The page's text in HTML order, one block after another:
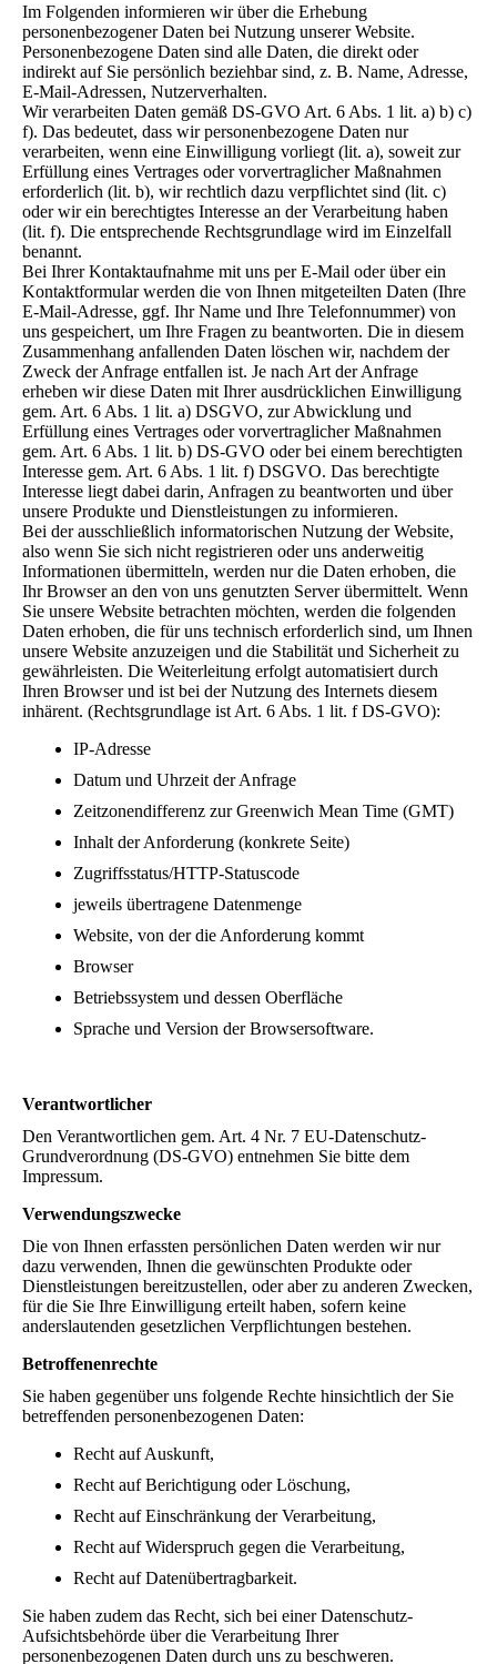
Im Folgenden informieren wir über die Erhebung
personenbezogener Daten bei Nutzung unserer Website.
Personenbezogene Daten sind alle Daten, die direkt oder
indirekt auf Sie persönlich beziehbar sind, z. B. Name, Adresse,
E-Mail-Adressen, Nutzerverhalten.
Wir verarbeiten Daten gemäß DS-GVO Art. 6 Abs. 1 lit. a) b) c)
f). Das bedeutet, dass wir personenbezogene Daten nur
verarbeiten, wenn eine Einwilligung vorliegt (lit. a), soweit zur
Erfüllung eines Vertrages oder vorvertraglicher Maßnahmen
erforderlich (lit. b), wir rechtlich dazu verpflichtet sind (lit. c)
oder wir ein berechtigtes Interesse an der Verarbeitung haben
(lit. f). Die entsprechende Rechtsgrundlage wird im Einzelfall
benannt.
Bei Ihrer Kontaktaufnahme mit uns per E-Mail oder über ein
Kontaktformular werden die von Ihnen mitgeteilten Daten (Ihre
E-Mail-Adresse, ggf. Ihr Name und Ihre Telefonnummer) von
uns gespeichert, um Ihre Fragen zu beantworten. Die in diesem
Zusammenhang anfallenden Daten löschen wir, nachdem der
Zweck der Anfrage entfallen ist. Je nach Art der Anfrage
erheben wir diese Daten mit Ihrer ausdrücklichen Einwilligung
gem. Art. 6 Abs. 1 lit. a) DSGVO, zur Abwicklung und
Erfüllung eines Vertrages oder vorvertraglicher Maßnahmen
gem. Art. 6 Abs. 1 lit. b) DS-GVO oder bei einem berechtigten
Interesse gem. Art. 6 Abs. 1 lit. f) DSGVO. Das berechtigte
Interesse liegt dabei darin, Anfragen zu beantworten und über
unsere Produkte und Dienstleistungen zu informieren.
Bei der ausschließlich informatorischen Nutzung der Website,
also wenn Sie sich nicht registrieren oder uns anderweitig
Informationen übermitteln, werden nur die Daten erhoben, die
Ihr Browser an den von uns genutzten Server übermittelt. Wenn
Sie unsere Website betrachten möchten, werden die folgenden
Daten erhoben, die für uns technisch erforderlich sind, um Ihnen
unsere Website anzuzeigen und die Stabilität und Sicherheit zu
gewährleisten. Die Weiterleitung erfolgt automatisiert durch
Ihren Browser und ist bei der Nutzung des Internets diesem
inhärent. (Rechtsgrundlage ist Art. 6 Abs. 1 lit. f DS-GVO):
IP-Adresse
Datum und Uhrzeit der Anfrage
Zeitzonendifferenz zur Greenwich Mean Time (GMT)
Inhalt der Anforderung (konkrete Seite)
Zugriffsstatus/HTTP-Statuscode
jeweils übertragene Datenmenge
Website, von der die Anforderung kommt
Browser
Betriebssystem und dessen Oberfläche
Sprache und Version der Browsersoftware.
Verantwortlicher
Den Verantwortlichen gem. Art. 4 Nr. 7 EU-Datenschutz-
Grundverordnung (DS-GVO) entnehmen Sie bitte dem
Impressum.
Verwendungszwecke
Die von Ihnen erfassten persönlichen Daten werden wir nur
dazu verwenden, Ihnen die gewünschten Produkte oder
Dienstleistungen bereitzustellen, oder aber zu anderen Zwecken,
für die Sie Ihre Einwilligung erteilt haben, sofern keine
anderslautenden gesetzlichen Verpflichtungen bestehen.
Betroffenenrechte
Sie haben gegenüber uns folgende Rechte hinsichtlich der Sie
betreffenden personenbezogenen Daten:
Recht auf Auskunft,
Recht auf Berichtigung oder Löschung,
Recht auf Einschränkung der Verarbeitung,
Recht auf Widerspruch gegen die Verarbeitung,
Recht auf Datenübertragbarkeit.
Sie haben zudem das Recht, sich bei einer Datenschutz-
Aufsichtsbehörde über die Verarbeitung Ihrer
personenbezogenen Daten durch uns zu beschweren.